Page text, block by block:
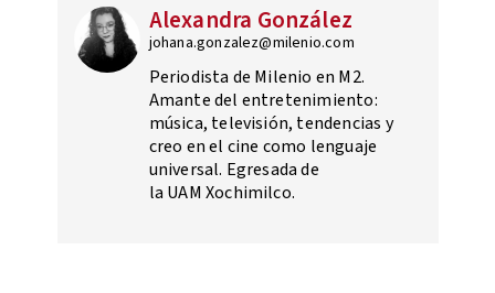
Alexandra González
johana.gonzalez@milenio.com
Periodista de Milenio en M2.
Amante del entretenimiento:
música, televisión, tendencias y
creo en el cine como lenguaje
universal. Egresada de
la UAM Xochimilco.